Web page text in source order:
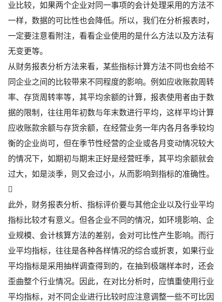
业比较，如果两个企业对同一事项的会计处理采用的方法不
一样，数据的可比性也会降低。所以，我们在分析报表时，
一定要注意看附注，看看企业使用的是什么方法以及方法有
无变更等。
从财务报表分析方法来看，某些指标计算方法不同也会给不
同企业之间的比较带来不同程度的影响。例如应收账款周转
率、存货周转率等，其平均余额的计算，报表使用者由于数
据的限制，往往用年初数与年末数进行平均，这样平均计算
应收账款余额与存货余额，在经营业务一年内各月各季较均
衡的企业尚可，但在季节性经营的企业或各月变动情况较大
的情况下，如期初与期末正好是经营旺季，其平均余额就会
过大，如是淡季，则又会过小，从而影响到指标的准确性。

此外，财务报表分析、指标评价要与其他企业以及行业平均
指标比较才有意义。但各企业不同的情况，如环境影响、企
业规模、会计核算方法的差别，会对可比性产生影响。而行
业平均指标，往往是各种各样情况的综合或折衷，如果行业
平均指标是采用抽样调查得到的，在抽到极端样本时，还会
歪曲整个行业情况。因此，在对比分析时，应慎重使用行业
平均指标，对不同企业进行比较时应注意调整一些不可比因